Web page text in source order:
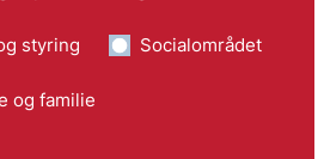
styring Socialområdet
og familie